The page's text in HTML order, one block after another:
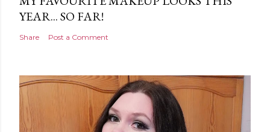
YEAR... SO FAR!
Share Post a Comment